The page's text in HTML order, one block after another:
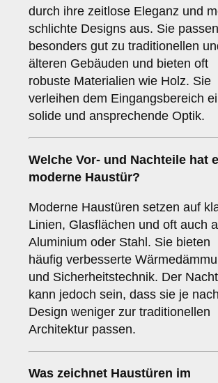
durch ihre zeitlose Eleganz und
schlichte Designs aus. Sie passen
besonders gut zu traditionellen
älteren Gebäuden und bieten oft
robuste Materialien wie Holz. Sie
verleihen dem Eingangsbereich
solide und ansprechende Optik.
Welche Vor- und Nachteile hat
moderne Haustür?
Moderne Haustüren setzen auf
Linien, Glasflächen und oft auch
Aluminium oder Stahl. Sie bieten
häufig verbesserte
und Sicherheitstechnik. Der
kann jedoch sein, dass sie je nach
Design weniger zur traditionellen
Architektur passen.
Was zeichnet Haustüren im